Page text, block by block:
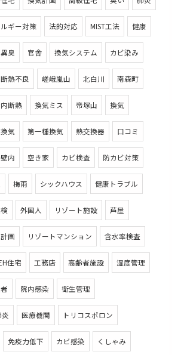
ギー対策 法的対応 MIST工法 健康
異臭 官舎 換気システム カビ染み
断熱不良 嵯峨嵐山 北白川 南森町
断熱 換気ミス 帝塚山 換気
気 第一種換気 熱交換器 口コミ
壁内 空き家 カビ検査 防カビ対策
梅雨 シックハウス 健康トラブル
外国人 リゾート施設 芦屋
画 リゾートマンション 含水率検査
住宅 工務店 高齢者施設 湿度管理
院内感染 衛生管理
医療機関 トリコスポロン
免疫力低下 カビ感染 くしゃみ